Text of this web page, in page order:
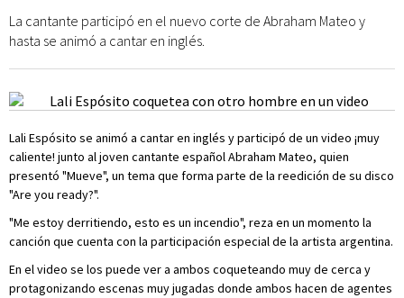
La cantante participó en el nuevo corte de Abraham Mateo y
hasta se animó a cantar en inglés.
Lali Espósito se animó a cantar en inglés y participó de un video ¡muy
caliente! junto al joven cantante español Abraham Mateo, quien
presentó "Mueve", un tema que forma parte de la reedición de su disco
"Are you ready?".
"Me estoy derritiendo, esto es un incendio", reza en un momento la
canción que cuenta con la participación especial de la artista argentina.
En el video se los puede ver a ambos coqueteando muy de cerca y
protagonizando escenas muy jugadas donde ambos hacen de agentes